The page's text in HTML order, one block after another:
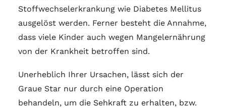
Stoffwechselerkrankung wie Diabetes Mellitus
ausgelöst werden. Ferner besteht die Annahme,
dass viele Kinder auch wegen Mangelernährung
von der Krankheit betroffen sind.
Unerheblich Ihrer Ursachen, lässt sich der
Graue Star nur durch eine Operation
behandeln, um die Sehkraft zu erhalten, bzw.